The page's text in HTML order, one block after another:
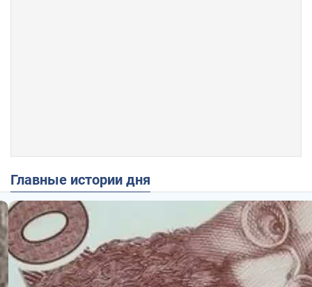
Главные истории дня